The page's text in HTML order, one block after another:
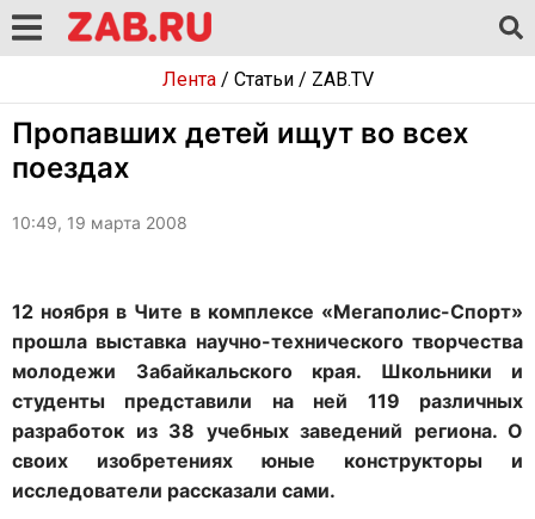
Лента/ Статьи/ ZAB.TV
Пропавших детей ищут во всех
поездах
10:49, 19 марта 2008
12 ноября в Чите в комплексе «Мегаполис-Спорт»
прошла выставка научно-технического творчества
молодежи Забайкальского края. Школьники и
студенты представили на ней 119 различных
разработок из 38 учебных заведений региона. О
своих изобретениях юные конструкторы и
исследователи рассказали сами.